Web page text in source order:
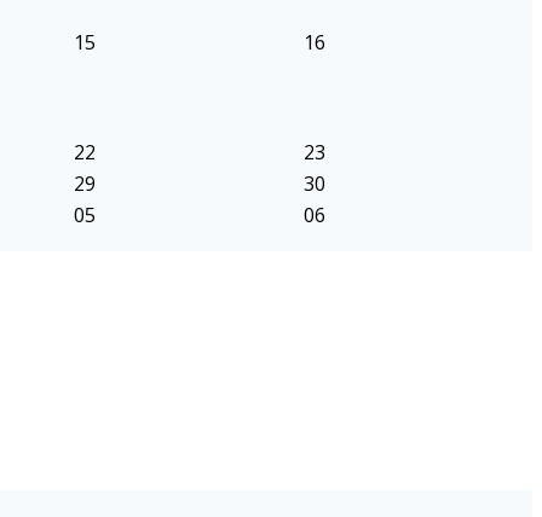
15 16
22
23
29
30
05
06